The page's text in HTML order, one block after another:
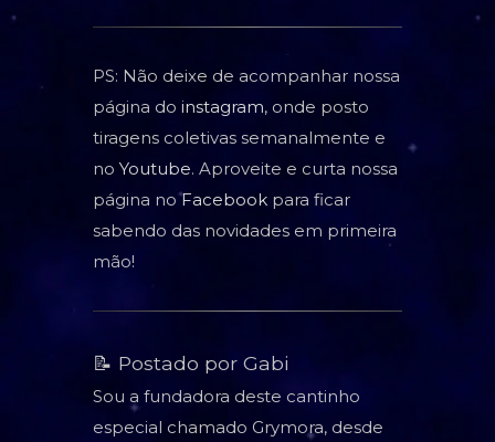
PS: Não deixe de acompanhar nossa
página do instagram, onde posto
tiragens coletivas semanalmente e
no Youtube. Aproveite e curta nossa
página noFacebook para ficar
sabendo das novidades em primeira
mão!
📝 Postado por Gabi
Sou a fundadora deste cantinho
especial chamado Grymora, desde